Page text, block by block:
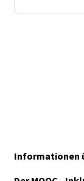
Informationen